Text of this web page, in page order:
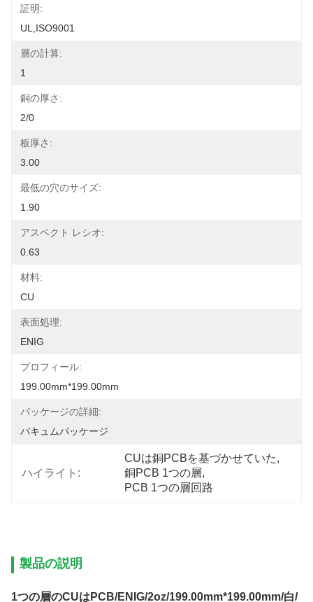
証明:
UL,ISO9001
層の計算:
1
銅の厚さ:
2/0
板厚さ:
3.00
最低の穴のサイズ:
1.90
アスペクト レシオ:
0.63
材料:
CU
表面処理:
ENIG
プロフィール:
199.00mm*199.00mm
パッケージの詳細:
バキュムパッケージ
ハイライト:
CUは銅PCBを基づかせていた,
銅PCB 1つの層,
PCB 1つの層回路
製品の説明
1つの層のCUはPCB/ENIG/2oz/199.00mm*199.00mm/白/